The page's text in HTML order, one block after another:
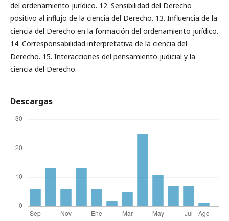
del ordenamiento jurídico. 12. Sensibilidad del Derecho
positivo al influjo de la ciencia del Derecho. 13. Influencia de la
ciencia del Derecho en la formación del ordenamiento jurídico.
14. Corresponsabilidad interpretativa de la ciencia del
Derecho. 15. Interacciones del pensamiento judicial y la
ciencia del Derecho.
Descargas